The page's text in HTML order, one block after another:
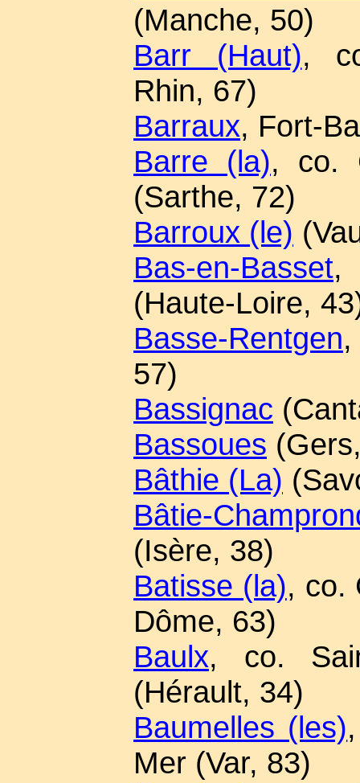
(Manche, 50)
Barr (Haut),
Rhin, 67)
Barraux, Fort-
Barre (la), co.
(Sarthe, 72)
Barroux (le)
Bas-en-Basset,
(Haute-Loire,
Basse-Rentgen
57)
Bassignac
Bassoues
Bâthie (La)
Bâtie-
(Isère, 38)
Batisse (la), co.
Dôme, 63)
Baulx, co.
(Hérault, 34)
Baumelles (les)
Mer (Var, 83)